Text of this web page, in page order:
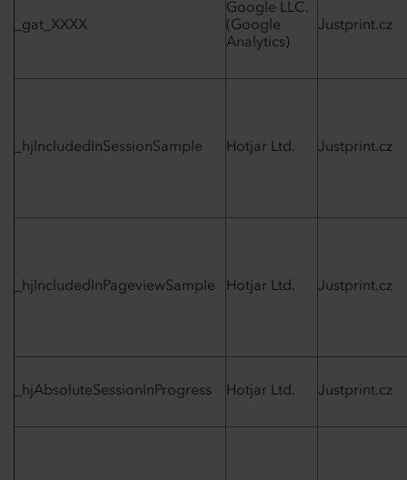
_gat_XXXX
Google LLC.
(Google
Analytics)
Justprint.cz
_hjIncludedInSessionSample Hotjar Ltd. Justprint.cz
_hjIncludedInPageviewSample Hotjar Ltd. Justprint.cz
_hjAbsoluteSessionInProgress Hotjar Ltd. Justprint.cz